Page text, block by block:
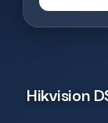
Hikvision